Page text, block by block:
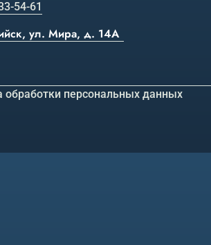
54-61
ул. Мира, д. 14А
обработки персональных данных